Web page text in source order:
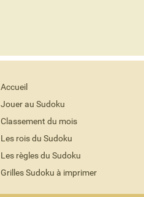
Accueil
Jouer au Sudoku
Classement du mois
Les rois du Sudoku
Les règles du Sudoku
Grilles Sudoku à imprimer